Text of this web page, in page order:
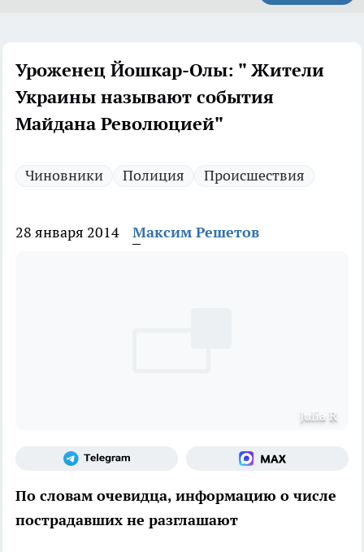
Уроженец Йошкар-Олы: " Жители
Украины называют события
Майдана Революцией"
Чиновники Полиция Происшествия
28 января 2014 Максим Решетов
Julia R
По словам очевидца, информацию о числе
пострадавших не разглашают